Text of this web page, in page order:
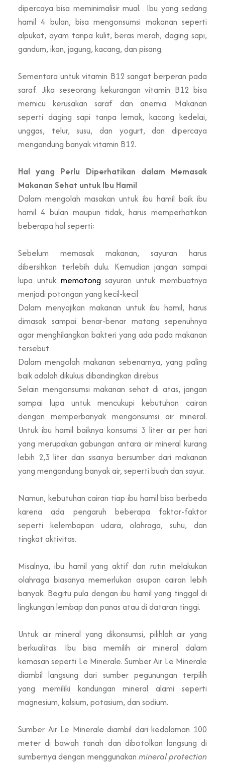
dipercaya bisa meminimalisir mual. Ibu yang sedang
hamil 4 bulan, bisa mengonsumsi makanan seperti
alpukat, ayam tanpa kulit, beras merah, daging sapi,
gandum, ikan, jagung, kacang, dan pisang.
Sementara untuk vitamin B12 sangat berperan pada
saraf. Jika seseorang kekurangan vitamin B12 bisa
memicu kerusakan saraf dan anemia. Makanan
seperti daging sapi tanpa lemak, kacang kedelai,
unggas, telur, susu, dan yogurt, dan dipercaya
mengandung banyak vitamin B12.
Hal yang Perlu Diperhatikan dalam Memasak
Makanan Sehat untuk Ibu Hamil
Dalam mengolah masakan untuk ibu hamil baik ibu
hamil 4 bulan maupun tidak, harus memperhatikan
beberapa hal seperti:
Sebelum memasak makanan, sayuran harus
dibersihkan terlebih dulu. Kemudian jangan sampai
lupa untuk memotong sayuran untuk membuatnya
menjadi potongan yang kecil-kecil
Dalam menyajikan makanan untuk ibu hamil, harus
dimasak sampai benar-benar matang sepenuhnya
agar menghilangkan bakteri yang ada pada makanan
tersebut
Dalam mengolah makanan sebenarnya, yang paling
baik adalah dikukus dibandingkan direbus
Selain mengonsumsi makanan sehat di atas, jangan
sampai lupa untuk mencukupi kebutuhan cairan
dengan memperbanyak mengonsumsi air mineral.
Untuk ibu hamil baiknya konsumsi 3 liter air per hari
yang merupakan gabungan antara air mineral kurang
lebih 2,3 liter dan sisanya bersumber dari makanan
yang mengandung banyak air, seperti buah dan sayur.
Namun, kebutuhan cairan tiap ibu hamil bisa berbeda
karena ada pengaruh beberapa faktor-faktor
seperti kelembapan udara, olahraga, suhu, dan
tingkat aktivitas.
Misalnya, ibu hamil yang aktif dan rutin melakukan
olahraga biasanya memerlukan asupan cairan lebih
banyak. Begitu pula dengan ibu hamil yang tinggal di
lingkungan lembap dan panas atau di dataran tinggi.
Untuk air mineral yang dikonsumsi, pilihlah air yang
berkualitas. Ibu bisa memilih air mineral dalam
kemasan seperti Le Minerale. Sumber Air Le Minerale
diambil langsung dari sumber pegunungan terpilih
yang memiliki kandungan mineral alami seperti
magnesium, kalsium, potasium, dan sodium.
Sumber Air Le Minerale diambil dari kedalaman 100
meter di bawah tanah dan dibotolkan langsung di
sumbernya dengan menggunakan mineral protection